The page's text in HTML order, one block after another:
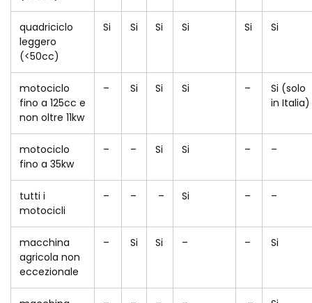
quadriciclo
leggero
(<50cc)
Si Si Si Si Si Si
motociclo
fino a 125cc e
non oltre 11kw
– Si Si Si –
Si (solo
in Italia)
motociclo
fino a 35kw
– – Si Si – –
tutti i
motocicli
– – – Si – –
macchina
agricola non
eccezionale
– Si Si – – Si